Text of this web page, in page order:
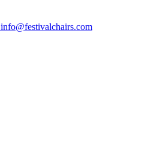
info@festivalchairs.com